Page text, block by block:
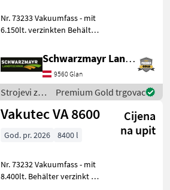
Nr. 73233 Vakuumfass - mit
6.150lt. verzinkten Behälter
Beleuchtung nach StVo.
Kompressor/Überlauf -
Kompressorumschaltung
mit Seilzug - Übe
Schwarzmayr Landtechnik GmbH - Glan
9560 Glan
Strojevi za
đubrenje,
gnojenje i
/ Vakutec
Premium Gold trgovac
Vakutec VA 8600
Cijena
na upit
God. pr. 2026 8400 l
Nr. 73232 Vakuumfass - mit
8.400lt. Behälter verzinkt -